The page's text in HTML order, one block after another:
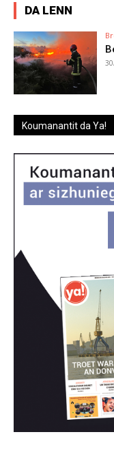
DA LENN
Koumanantit da Ya!